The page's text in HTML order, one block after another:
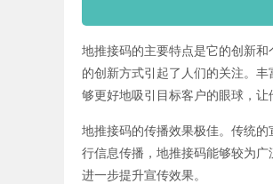
地推接码的主要特点是它的创新
的创新方式引起了人们的关注。
够更好地吸引目标客户的眼球，让
地推接码的传播效果极佳。传统
行信息传播，地推接码能够较为
进一步提升宣传效果。